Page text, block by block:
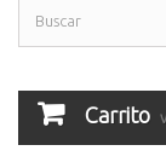
Carrito